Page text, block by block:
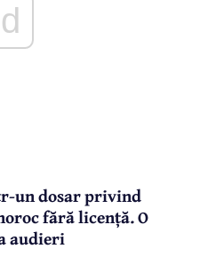
un dosar privind
fără licență. O
audieri